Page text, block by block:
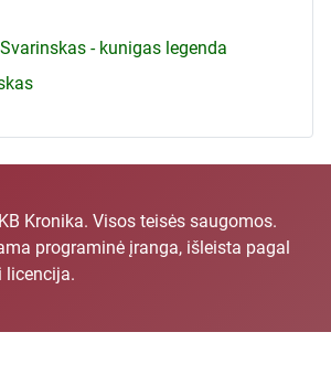
- kunigas legenda
Kronika. Visos teisės saugomos.
programinė įranga, išleista pagal
licencija.